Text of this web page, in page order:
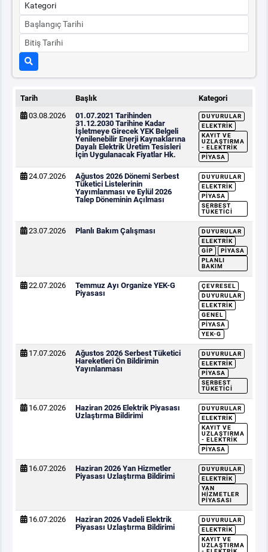
Tarih Başlık
Kategori
03.08.2026
01.07.2021 Tarihinden
31.12.2030 Tarihine Kadar
İşletmeye Girecek YEK Belgeli
Yenilenebilir Enerji Kaynaklarına
Dayalı Elektrik Üretim Tesisleri
İçin Uygulanacak Fiyatlar Hk.
DUYURULAR
ELEKTRIK
KAYIT VE
UZLAŞTIRMA
- ELEKTRIK
PIYASA
24.07.2026
Ağustos 2026 Dönemi Serbest
Tüketici Listelerinin
Yayımlanması ve Eylül 2026
Talep Döneminin Açılması
DUYURULAR
ELEKTRIK
PIYASA
SERBEST
TÜKETICI
23.07.2026 Planlı Bakım Çalışması
DUYURULAR
ELEKTRIK
GİP
PIYASA
PLANLI
BAKIM
22.07.2026
Temmuz Ayı Organize YEK-G
Piyasası
ÇEVRESEL
DUYURULAR
ELEKTRIK
GENEL
PIYASA
YEK-G
17.07.2026
Ağustos 2026 Serbest Tüketici
Hareketleri Ön Bildirimin
Yayınlanması
DUYURULAR
ELEKTRIK
PIYASA
SERBEST
TÜKETICI
16.07.2026
Haziran 2026 Elektrik Piyasası
Uzlaştırma Bildirimi
DUYURULAR
ELEKTRIK
KAYIT VE
UZLAŞTIRMA
- ELEKTRIK
PIYASA
16.07.2026
Haziran 2026 Yan Hizmetler
Piyasası Uzlaştırma Bildirimi
DUYURULAR
ELEKTRIK
YAN
HIZMETLER
PIYASASI
16.07.2026
Haziran 2026 Vadeli Elektrik
Piyasası Uzlaştırma Bildirimi
DUYURULAR
ELEKTRIK
KAYIT VE
UZLAŞTIRMA